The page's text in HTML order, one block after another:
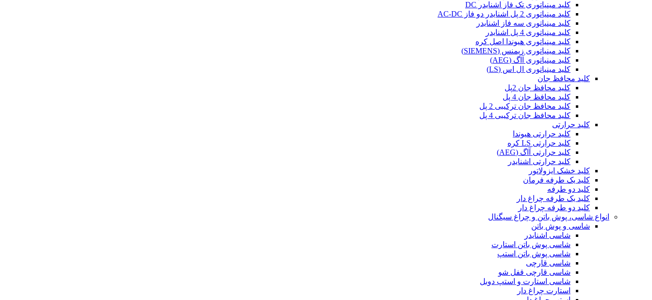
کلید مینیاتوری تک فاز اشنایدر DC
کلید مینیاتوری 2 پل اشنایدر دو فاز AC-DC
کلید مینیاتوری سه فاز اشنایدر
کلید مینیاتوری 4 پل اشنایدر
کلید مینیاتوری هیوندا اصل کره
کلید مینیاتوری زیمنس (SIEMENS)
کلید مینیاتوری آاگ (AEG)
کلید مینیاتوری ال اس (LS)
کلید محافظ جان
کلید محافظ جان 2پل
کلید محافظ جان 4 پل
کلید محافظ جان ترکیبی 2 پل
کلید محافظ جان ترکیبی 4 پل
کلید حرارتی
کلید حرارتی هیوندا
کلید حرارتی LS کره
کلید حرارتی آاگ (AEG)
کلید حرارتی اشنایدر
کلید خشک ایزولاتور
کلید یک طرفه فرمان
کلید دو طرفه
کلید یک طرفه چراغ دار
کلید دو طرفه چراغ دار
انواع شاسی، پوش باتن و چراغ سیگنال
شاسی و پوش باتن
شاسی اشنایدر
شاسی پوش باتن استارت
شاسی پوش باتن استپ
شاسی قارچی
شاسی قارچی قفل شو
شاسی استارت و استپ دوبل
استارت چراغ دار